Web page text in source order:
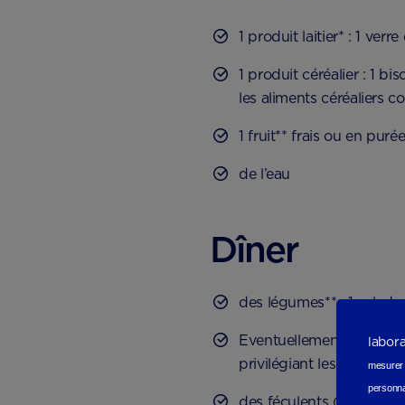
1 produit laitier* : 1
1 produit céréalier : 1
les aliments céréaliers
1 fruit** frais ou en purée
de l’eau
Dîner
des légumes** : 1
Eventuellement 1
privilégiant les
mesurer